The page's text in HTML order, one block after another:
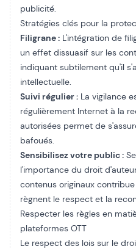
publicité.
Stratégies clés pour la
Filigrane : L'intégration de
un effet dissuasif sur les
indiquant subtilement qu'il
intellectuelle.
Suivi régulier : La vigilance
régulièrement Internet à la
autorisées permet de
bafoués.
Sensibilisez votre public :
l'importance du droit
contenus originaux
règnent le respect et la
Respecter les règles en
plateformes OTT
Le respect des lois sur le